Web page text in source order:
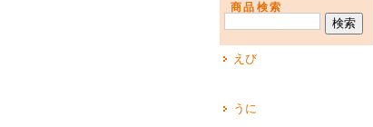
商品検索
えび
うに